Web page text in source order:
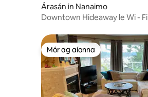
Árasán in Nanaimo
Downtown Hideaway le Wi - Fi
Mór ag aíonna
Mór ag aíonna